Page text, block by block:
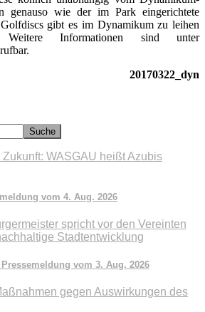
genauso wie der im Park eingerichtete
gibt es im Dynamikum zu leihen
Informationen sind unter
20170322_dyn
Zukunft: WASGAU heißt Azubis
vom 4. Aug. 2026
spricht vor den Vereinten
Stadtentwicklung
vom 3. Aug. 2026
gegen Auswirkungen des